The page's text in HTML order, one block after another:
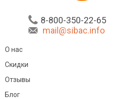
8-800-350-22-65
mail@sibac.info
О нас
Скидки
Отзывы
Блог